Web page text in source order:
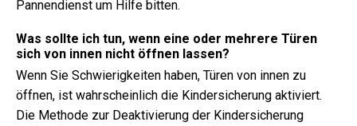
Pannendienst um Hilfe bitten.
Was sollte ich tun, wenn eine oder mehrere Türen
sich von innen nicht öffnen lassen?
Wenn Sie Schwierigkeiten haben, Türen von innen zu
öffnen, ist wahrscheinlich die Kindersicherung aktiviert.
Die Methode zur Deaktivierung der Kindersicherung